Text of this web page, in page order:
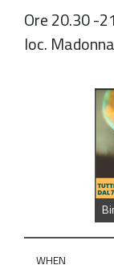
Ore 20.30 -
loc.
https://
Molinari
WHEN